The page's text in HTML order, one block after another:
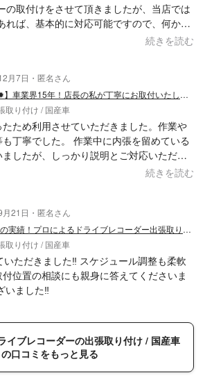
の取付けをさせて頂きましたが、当店では
れば、基本的に対応可能ですので、何かあ
けください。 お忙しい中、貴重な口コミを
続きを読む
月7日・匿名さん
【夏のキャンペーン価格✹】車業界15年！店長の私が丁寧にお取付いたします❀
取り付け / 国産車
ため利用させていただきました。作業や
丁寧でした。 作業中に内張を留めている
したが、しっかり説明とご対応いただ
続きを読む
21日・匿名さん
業界17年と10,000台以上の実績！プロによるドライブレコーダー出張取り付け
取り付け / 国産車
ただきました‼︎ スケジュール調整も柔軟
位置の相談にも親身に答えてくださいま
いました‼︎
イブレコーダーの出張取り付け / 国産車
の口コミをもっと見る